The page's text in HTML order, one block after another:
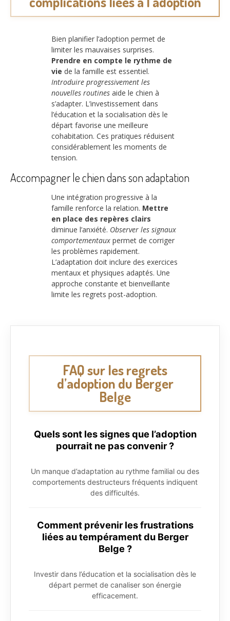
Bien planifier l’adoption permet de
limiter les mauvaises surprises.
Prendre en compte le rythme de
vie de la famille est essentiel.
Introduire progressivement les
nouvelles routines aide le chien à
s’adapter. L’investissement dans
l’éducation et la socialisation dès le
départ favorise une meilleure
cohabitation. Ces pratiques réduisent
considérablement les moments de
tension.
Accompagner le chien dans son adaptation
Une intégration progressive à la
famille renforce la relation. Mettre
en place des repères clairs
diminue l’anxiété. Observer les signaux
comportementaux permet de corriger
les problèmes rapidement.
L’adaptation doit inclure des exercices
mentaux et physiques adaptés. Une
approche constante et bienveillante
limite les regrets post-adoption.
FAQ sur les regrets
d’adoption du Berger
Belge
Quels sont les signes que l’adoption
pourrait ne pas convenir ?
Un manque d’adaptation au rythme familial ou des
comportements destructeurs fréquents indiquent
des difficultés.
Comment prévenir les frustrations
liées au tempérament du Berger
Belge ?
Investir dans l’éducation et la socialisation dès le
départ permet de canaliser son énergie
efficacement.